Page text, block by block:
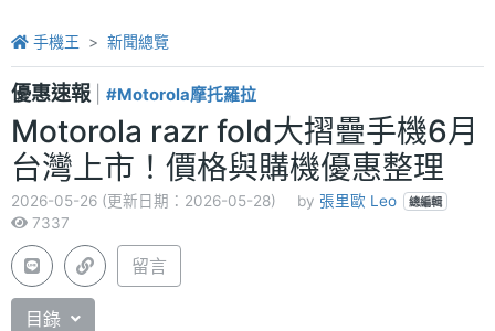
手機王 新聞總覽
優惠速報 #Motorola摩托羅拉
Motorola razr fold大摺疊手機6月
台灣上市！價格與購機優惠整理
2026-05-26 (更新日期：2026-05-28) by 張里歐 Leo 總編輯
7337
留言
目錄